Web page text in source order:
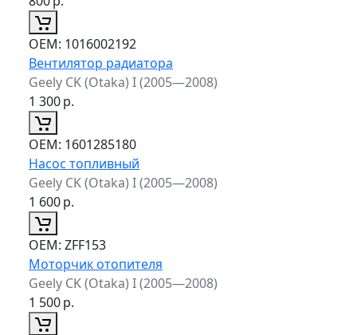
ОЕМ: 1016002192
Вентилятор радиатора
Geely CK (Otaka) I (2005—2008)
1 300р.
ОЕМ: 1601285180
Насос топливный
Geely CK (Otaka) I (2005—2008)
1 600р.
ОЕМ: ZFF153
Моторчик отопителя
Geely CK (Otaka) I (2005—2008)
1 500р.